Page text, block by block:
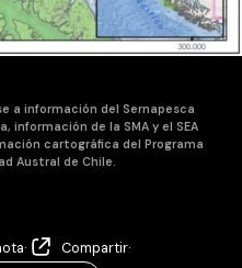
a información del Sernapesca
información de la SMA y el SEA
cartográfica del Programa
Austral de Chile.
· Compartir·